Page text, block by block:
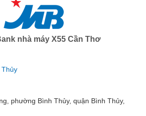
nhà máy X55 Cần Thơ
Thủy
phường Bình Thủy, quận Bình Thủy,